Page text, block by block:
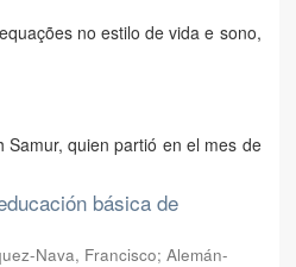
no estilo de vida e sono,
Samur, quien partió en el mes de
básica de
Nava, Francisco; Alemán-